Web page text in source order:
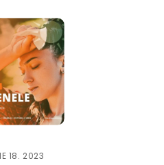
18. 2023